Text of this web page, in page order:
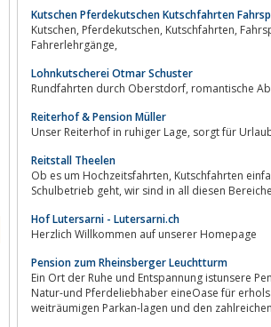
Kutschen Pferdekutschen Kutschfahrten
Kutschen, Pferdekutschen, Kutschfahrten,
Fahrerlehrgänge,
Lohnkutscherei Otmar Schuster
Rundfahrten durch
Reiterhof & Pension Müller
Unser Reiterhof in ruhiger
Reitstall Theelen
Ob es um Hochzeitsfahrten, Kutschfahrten einfach so zur Entspannung und zum Spaß oder ob es um Pensions- oder
Schulbetrieb geht, wir sind in all
Hof Lutersarni - Lutersarni.ch
Herzlich Willkommen auf unserer Homepage
Pension zum Rheinsberger Leuchtturm
Ein Ort der Ruhe und Entspannung istunsere
Natur-und Pferdeliebhaber eineOase für
weiträumigen Parkan-lagen und den